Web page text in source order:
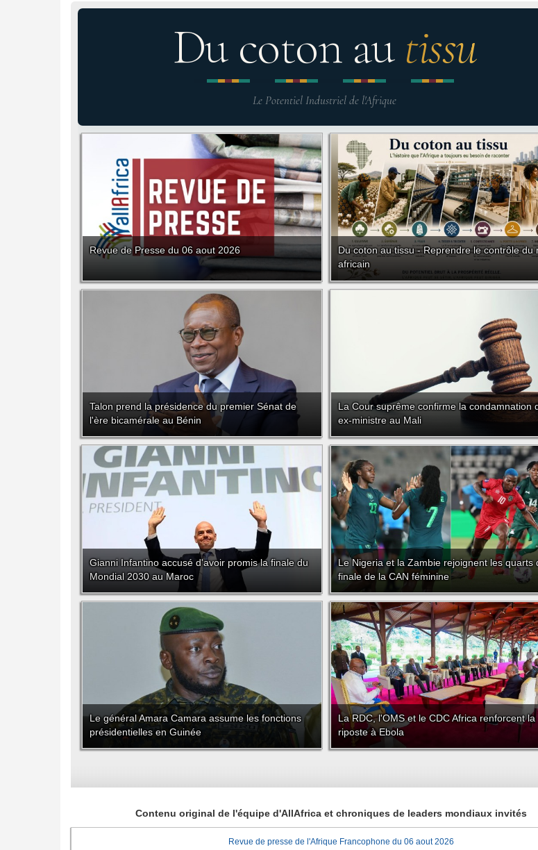
Du coton au tissu
Le Potentiel Industriel de l'Afrique
Revue de Presse du 06 aout 2026
Du coton au tissu - Reprendre le contrôle du
africain
Talon prend la présidence du premier Sénat de
l'ère bicamérale au Bénin
La Cour suprême confirme la condamnation
ex-ministre au Mali
Gianni Infantino accusé d'avoir promis la finale du
Mondial 2030 au Maroc
Le Nigeria et la Zambie rejoignent les quarts
finale de la CAN féminine
Le général Amara Camara assume les fonctions
présidentielles en Guinée
La RDC, l'OMS et le CDC Africa renforcent la
riposte à Ebola
Contenu original de l'équipe d'AllAfrica et chroniques de leaders mondiaux invités
Revue de presse de l'Afrique Francophone du 06 aout 2026